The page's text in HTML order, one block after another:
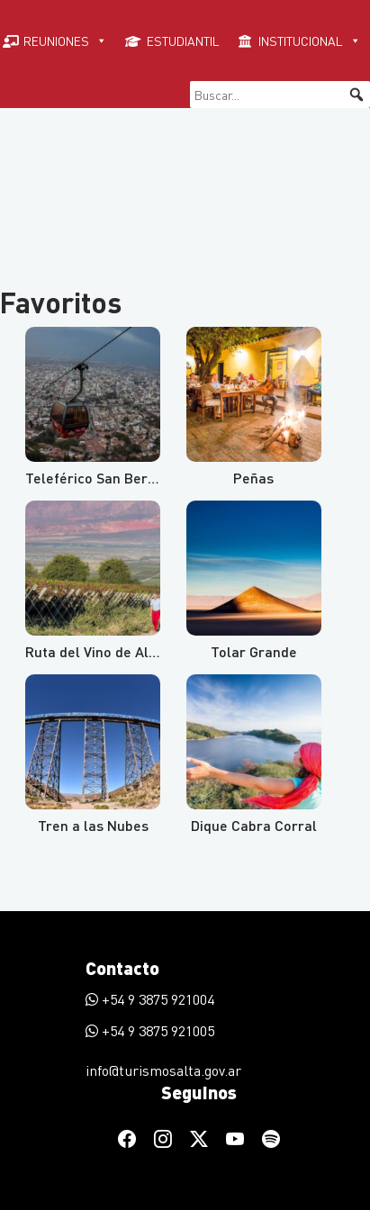
REUNIONES ESTUDIANTIL INSTITUCIONAL
Favoritos
Teleférico San Bernardo y Cerro Aladelta Peñas
Ruta del Vino de Altura Tolar Grande
Tren a las Nubes Dique Cabra Corral
Contacto
+54 9 3875 921004
+54 9 3875 921005
info@turismosalta.gov.ar
Seguinos